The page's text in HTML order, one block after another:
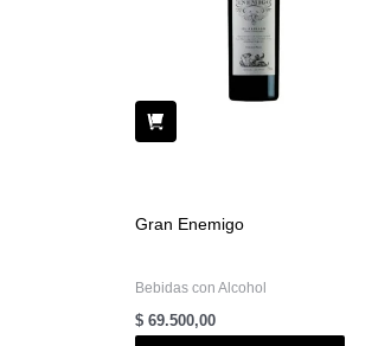
Gran Enemigo
Bebidas con Alcohol
$ 69.500,00